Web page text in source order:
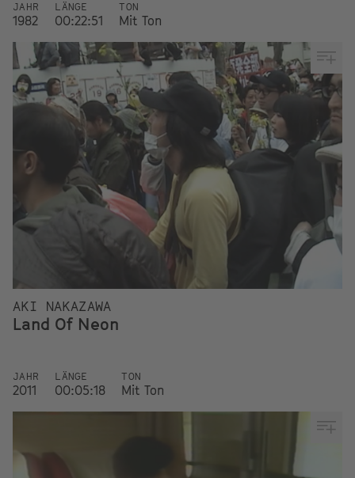
JAHR
1982
LÄNGE
00:22:51
TON
Mit Ton
AKI NAKAZAWA
Land Of Neon
JAHR
2011
LÄNGE
00:05:18
TON
Mit Ton